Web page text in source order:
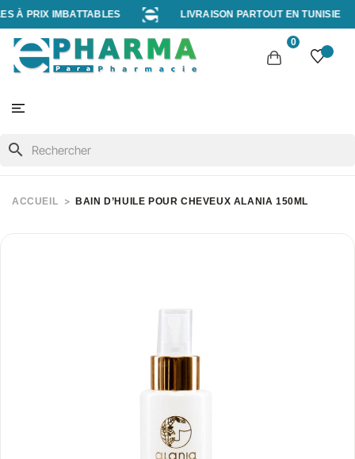
PRIX IMBATTABLES LIVRAISON PARTOUT EN TUNISIE
0
search
ACCUEIL BAIN D’HUILE POUR CHEVEUX ALANIA 150ML